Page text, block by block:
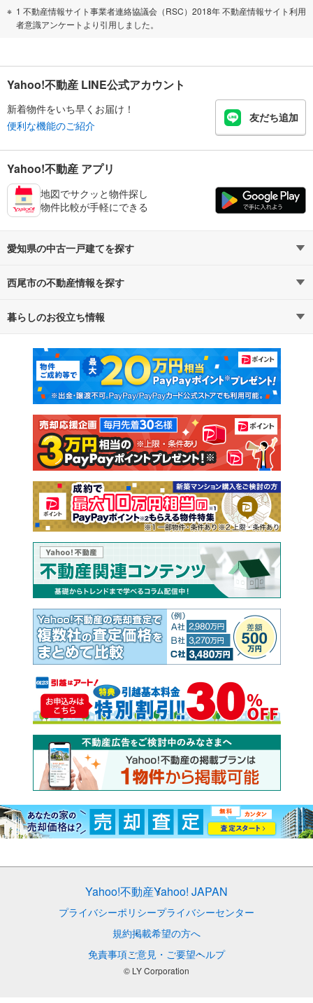
1 不動産情報サイト事業者連絡協議会（RSC）2018年 不動産情報サイト利用
者意識アンケートより引用しました。
Yahoo!不動産 LINE公式アカウント
新着物件をいち早くお届け！
便利な機能のご紹介
友だち追加
Yahoo!不動産 アプリ
地図でサクッと物件探し
物件比較が手軽にできる
愛知県の中古一戸建てを探す
路線・駅から探す
通勤・通学時間から探す
西尾市の不動産情報を探す
不動産・住宅
新築マンション 中古マンション
新築一戸建て 中古一戸建て
注文住宅 土地
売却査定
暮らしのお役立ち情報
マンションカタログ 教えて！住まいの先生
Yahoo!不動産Yahoo! JAPAN
プライバシーポリシープライバシーセンター
規約掲載希望の方へ
免責事項ご意見・ご要望ヘルプ
© LY Corporation